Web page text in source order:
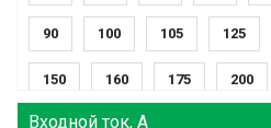
90 100 105 125
150 160 175 200
Входной ток, А